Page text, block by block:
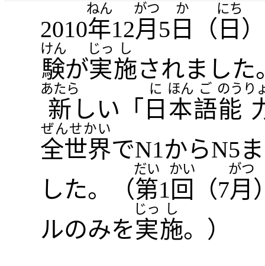
2010年
ねん
12月
がつ
5 日
か
（ 日
にち
験
けん
が実
じっ
施
し
されまし
新
あたら
しい「 日
に
本
ほん
語
ご
能
のう り
全世界
ぜんせかい
でN1からN5
した。（第
だい
1 回
かい
（7月
がつ
ルのみを実
じっ
施
し
。）